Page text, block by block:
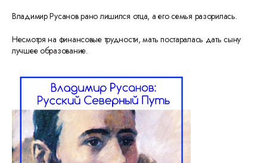
Владимир Русанов рано лишился отца, а его семья разорилась.
Несмотря на финансовые трудности, мать постаралась дать сыну
лучшее образование.